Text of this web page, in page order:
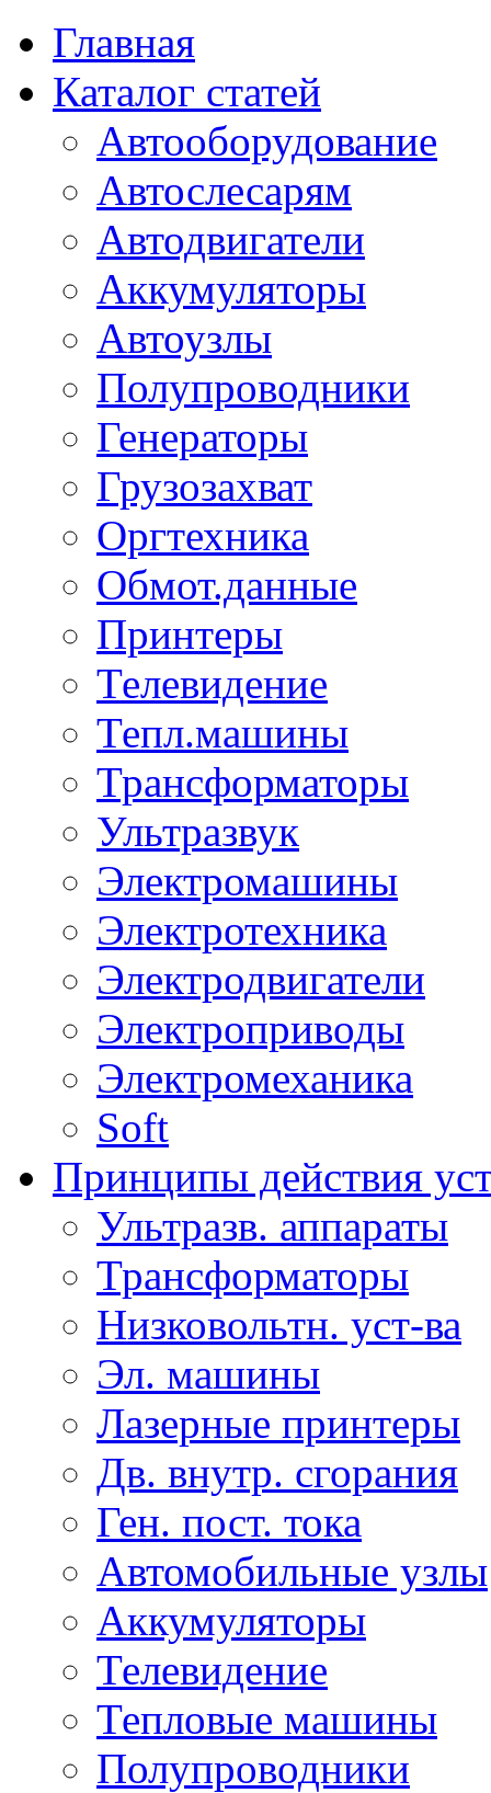
Главная
Каталог статей
Автооборудование
Автослесарям
Автодвигатели
Аккумуляторы
Автоузлы
Полупроводники
Генераторы
Грузозахват
Оргтехника
Обмот.данные
Принтеры
Телевидение
Тепл.машины
Трансформаторы
Ультразвук
Электромашины
Электротехника
Электродвигатели
Электроприводы
Электромеханика
Soft
Принципы действия
Ультразв. аппараты
Трансформаторы
Низковольтн. уст-ва
Эл. машины
Лазерные принтеры
Дв. внутр. сгорания
Ген. пост. тока
Автомобильные узлы
Аккумуляторы
Телевидение
Тепловые машины
Полупроводники